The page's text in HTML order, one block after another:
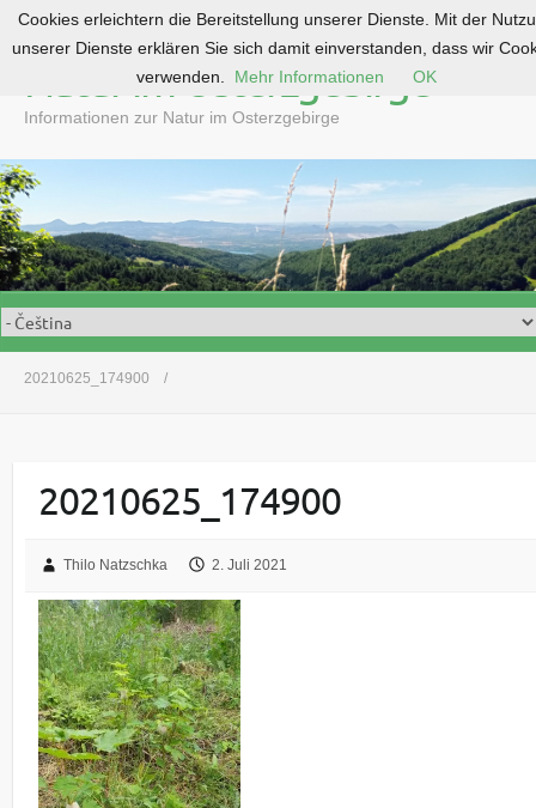
o
c
o
n
t
e
n
Natur im Osterzgebirge
Informationen zur Natur im Osterzgebirge
20210625_174900
20210625_174900
Thilo Natzschka 2. Juli 2021
Cookies erleichtern die Bereitstellung unserer Dienste. Mit der
unserer Dienste erklären Sie sich damit einverstanden, dass wir
verwenden.
Mehr Informationen OK